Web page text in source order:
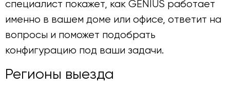
специалист покажет, как GENIUS работает
именно в вашем доме или офисе, ответит на
вопросы и поможет подобрать
конфигурацию под ваши задачи.
Регионы выезда